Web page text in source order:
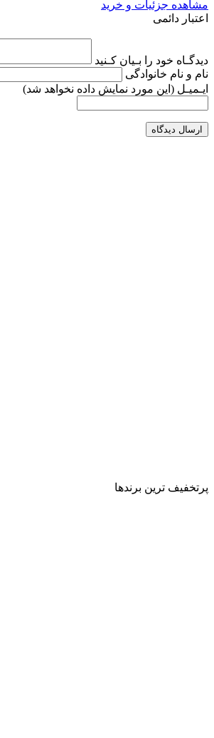
مشاهده جزئیات و خرید
اعتبار دائمی
دیدگـاه خود را بـیان کـنید
نام و نام خانوادگی
ایـمیـل (این مورد نمایش داده نخواهد شد)
ارسال دیدگاه
پرتخفیف ترین برندها